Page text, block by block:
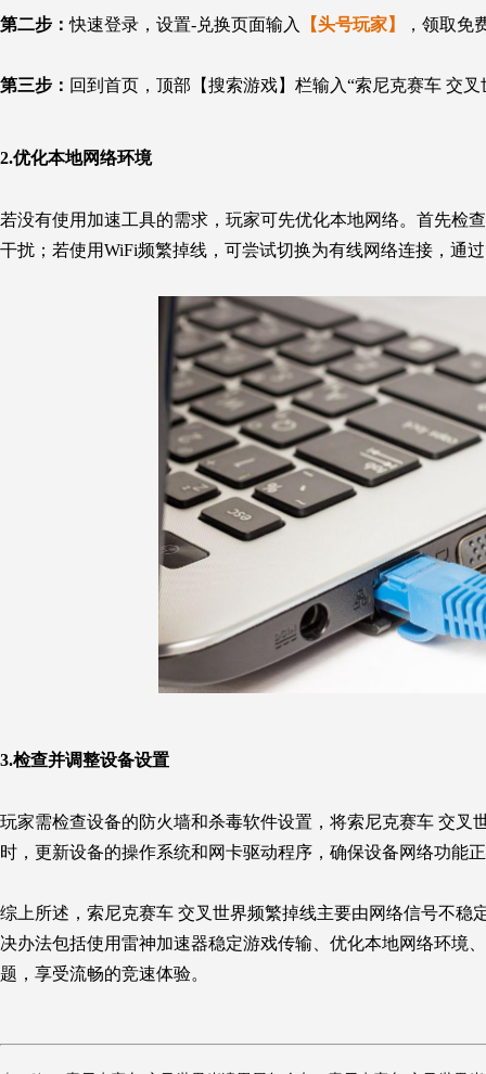
第二步：快速登录，设置-兑换页面输入 【头号玩家】 ，领取免
第三步： 回到首页，顶部【搜索游戏】栏输入“索尼克赛车 交叉
2.优化本地网络环境
若没有使用加速工具的需求，玩家可先优化本地网络。首先检
干扰；若使用WiFi频繁掉线，可尝试切换为有线网络连接，通
3.检查并调整设备设置
玩家需检查设备的防火墙和杀毒软件设置，将索尼克赛车 交叉
时，更新设备的操作系统和网卡驱动程序，确保设备网络功能
综上所述， 索尼克赛车 交叉世界频繁掉线主要由网络信号不稳
决办法包括使用雷神加速器稳定游戏传输、优化本地网络环境
题，享受流畅的竞速体验。